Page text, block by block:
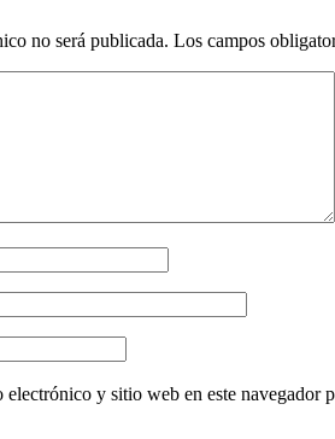
no será publicada. Los campos
y sitio web en este navegador